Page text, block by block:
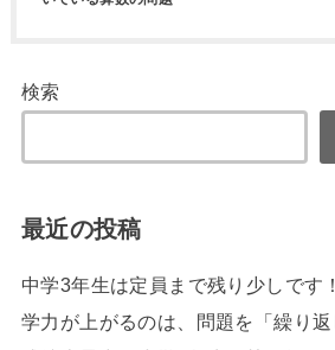
検索
最近の投稿
中学3年生は定員まで残り少しです！
学力が上がるのは、問題を「繰り